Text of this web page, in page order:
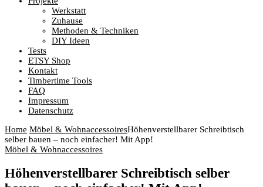
Werkstatt
Zuhause
Methoden & Techniken
DIY Ideen
Tests
ETSY Shop
Kontakt
Timbertime Tools
FAQ
Impressum
Datenschutz
Home Möbel & WohnaccessoiresHöhenverstellbarer Schreibtisch
selber bauen – noch einfacher! Mit App!
Möbel & Wohnaccessoires
Höhenverstellbarer Schreibtisch selber